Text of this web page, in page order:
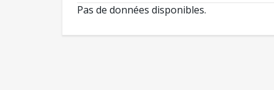
Pas de données disponibles.